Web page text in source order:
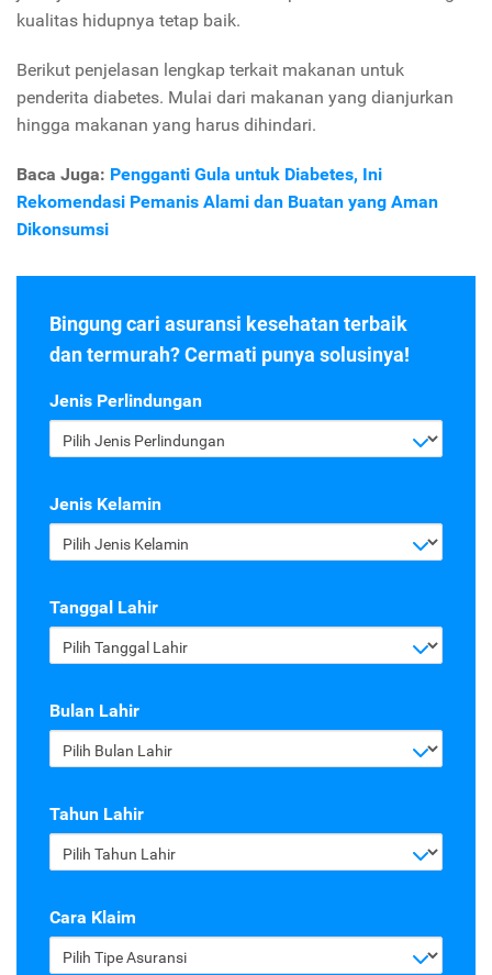
kualitas hidupnya tetap baik.
Berikut penjelasan lengkap terkait makanan untuk
penderita diabetes. Mulai dari makanan yang dianjurkan
hingga makanan yang harus dihindari.
Baca Juga: Pengganti Gula untuk Diabetes, Ini
Rekomendasi Pemanis Alami dan Buatan yang Aman
Dikonsumsi
Bingung cari asuransi kesehatan terbaik
dan termurah? Cermati punya solusinya!
Jenis Perlindungan
Pilih Jenis Perlindungan
Jenis Kelamin
Pilih Jenis Kelamin
Tanggal Lahir
Pilih Tanggal Lahir
Bulan Lahir
Pilih Bulan Lahir
Tahun Lahir
Pilih Tahun Lahir
Cara Klaim
Pilih Tipe Asuransi